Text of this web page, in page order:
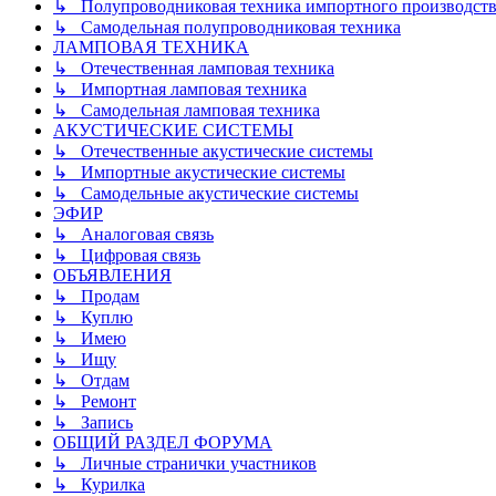
↳ Полупроводниковая техника импортного
↳ Самодельная полупроводниковая техника
ЛАМПОВАЯ ТЕХНИКА
↳ Отечественная ламповая техника
↳ Импортная ламповая техника
↳ Самодельная ламповая техника
АКУСТИЧЕСКИЕ СИСТЕМЫ
↳ Отечественные акустические системы
↳ Импортные акустические системы
↳ Самодельные акустические системы
ЭФИР
↳ Аналоговая связь
↳ Цифровая связь
ОБЪЯВЛЕНИЯ
↳ Продам
↳ Куплю
↳ Имею
↳ Ищу
↳ Отдам
↳ Ремонт
↳ Запись
ОБЩИЙ РАЗДЕЛ ФОРУМА
↳ Личные странички участников
↳ Курилка